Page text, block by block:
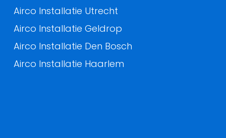
Airco Installatie Utrecht
Airco Installatie Geldrop
Airco Installatie Den Bosch
Airco Installatie Haarlem